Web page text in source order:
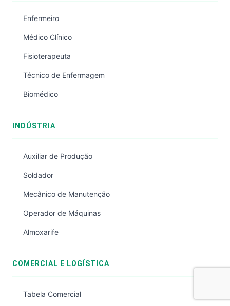
Enfermeiro
Médico Clínico
Fisioterapeuta
Técnico de Enfermagem
Biomédico
INDÚSTRIA
Auxiliar de Produção
Soldador
Mecânico de Manutenção
Operador de Máquinas
Almoxarife
COMERCIAL E LOGÍSTICA
Tabela Comercial